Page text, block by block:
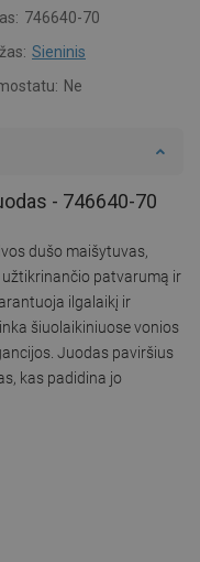
746640-70
Sieninis
Ne
- 746640-70
dušo maišytuvas,
patvarumą ir
ilgalaikį ir
šiuolaikiniuose vonios
Juodas paviršius
kas padidina jo